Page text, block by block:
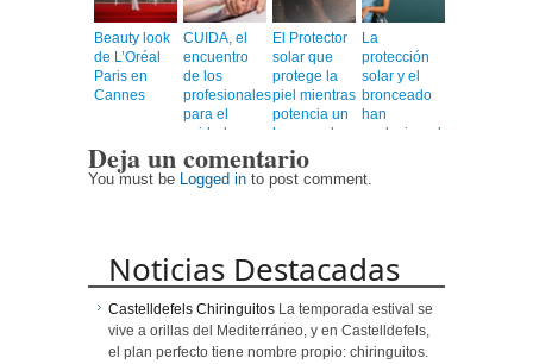
Beauty look
de L’Oréal
Paris en
Cannes
CUIDA, el
encuentro
de los
profesionales
para el
cuidado a
mayores
El Protector
solar que
protege la
piel mientras
potencia un
bronceado
más rápido,
uniforme y
duradero
La
protección
solar y el
bronceado
han
evolucionado
Deja un comentario
You must be Logged in to post comment.
Noticias Destacadas
Castelldefels Chiringuitos La temporada estival se
vive a orillas del Mediterráneo, y en Castelldefels,
el plan perfecto tiene nombre propio: chiringuitos.